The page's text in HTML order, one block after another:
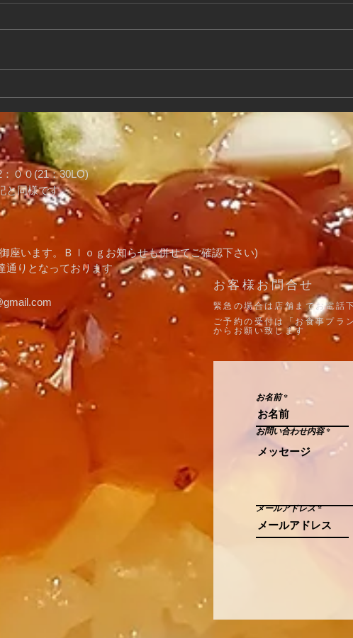
００(21：30LO)
と同様です。
座います。Ｂｌｏｇお知らせも併せてご確認下さい)
りとなっております
​お客様お問合せ
緊急の場合は店舗までお電話
ご予約の受付は「お食事プラ
からお願い致します
お名前
お問い合わせ内容
メールアドレス